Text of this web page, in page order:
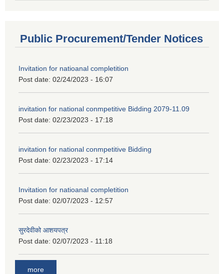
Public Procurement/Tender Notices
Invitation for natioanal completition
Post date: 02/24/2023 - 16:07
invitation for national conmpetitive Bidding 2079-11.09
Post date: 02/23/2023 - 17:18
invitation for national conmpetitive Bidding
Post date: 02/23/2023 - 17:14
Invitation for natioanal completition
Post date: 02/07/2023 - 12:57
सुरदेवीको आशयपत्र
Post date: 02/07/2023 - 11:18
more